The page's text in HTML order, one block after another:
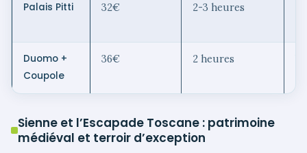
Palais Pitti 32€ 2-3 heures
Duomo +
Coupole
36€ 2 heures
Sienne et l’Escapade Toscane : patrimoine
médiéval et terroir d’exception